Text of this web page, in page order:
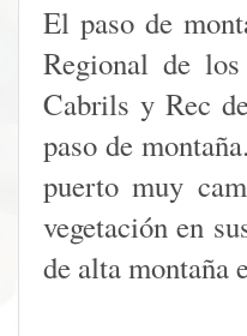
El paso de
Regional de
Cabrils y Rec
paso de
puerto muy
vegetación en
de alta montaña